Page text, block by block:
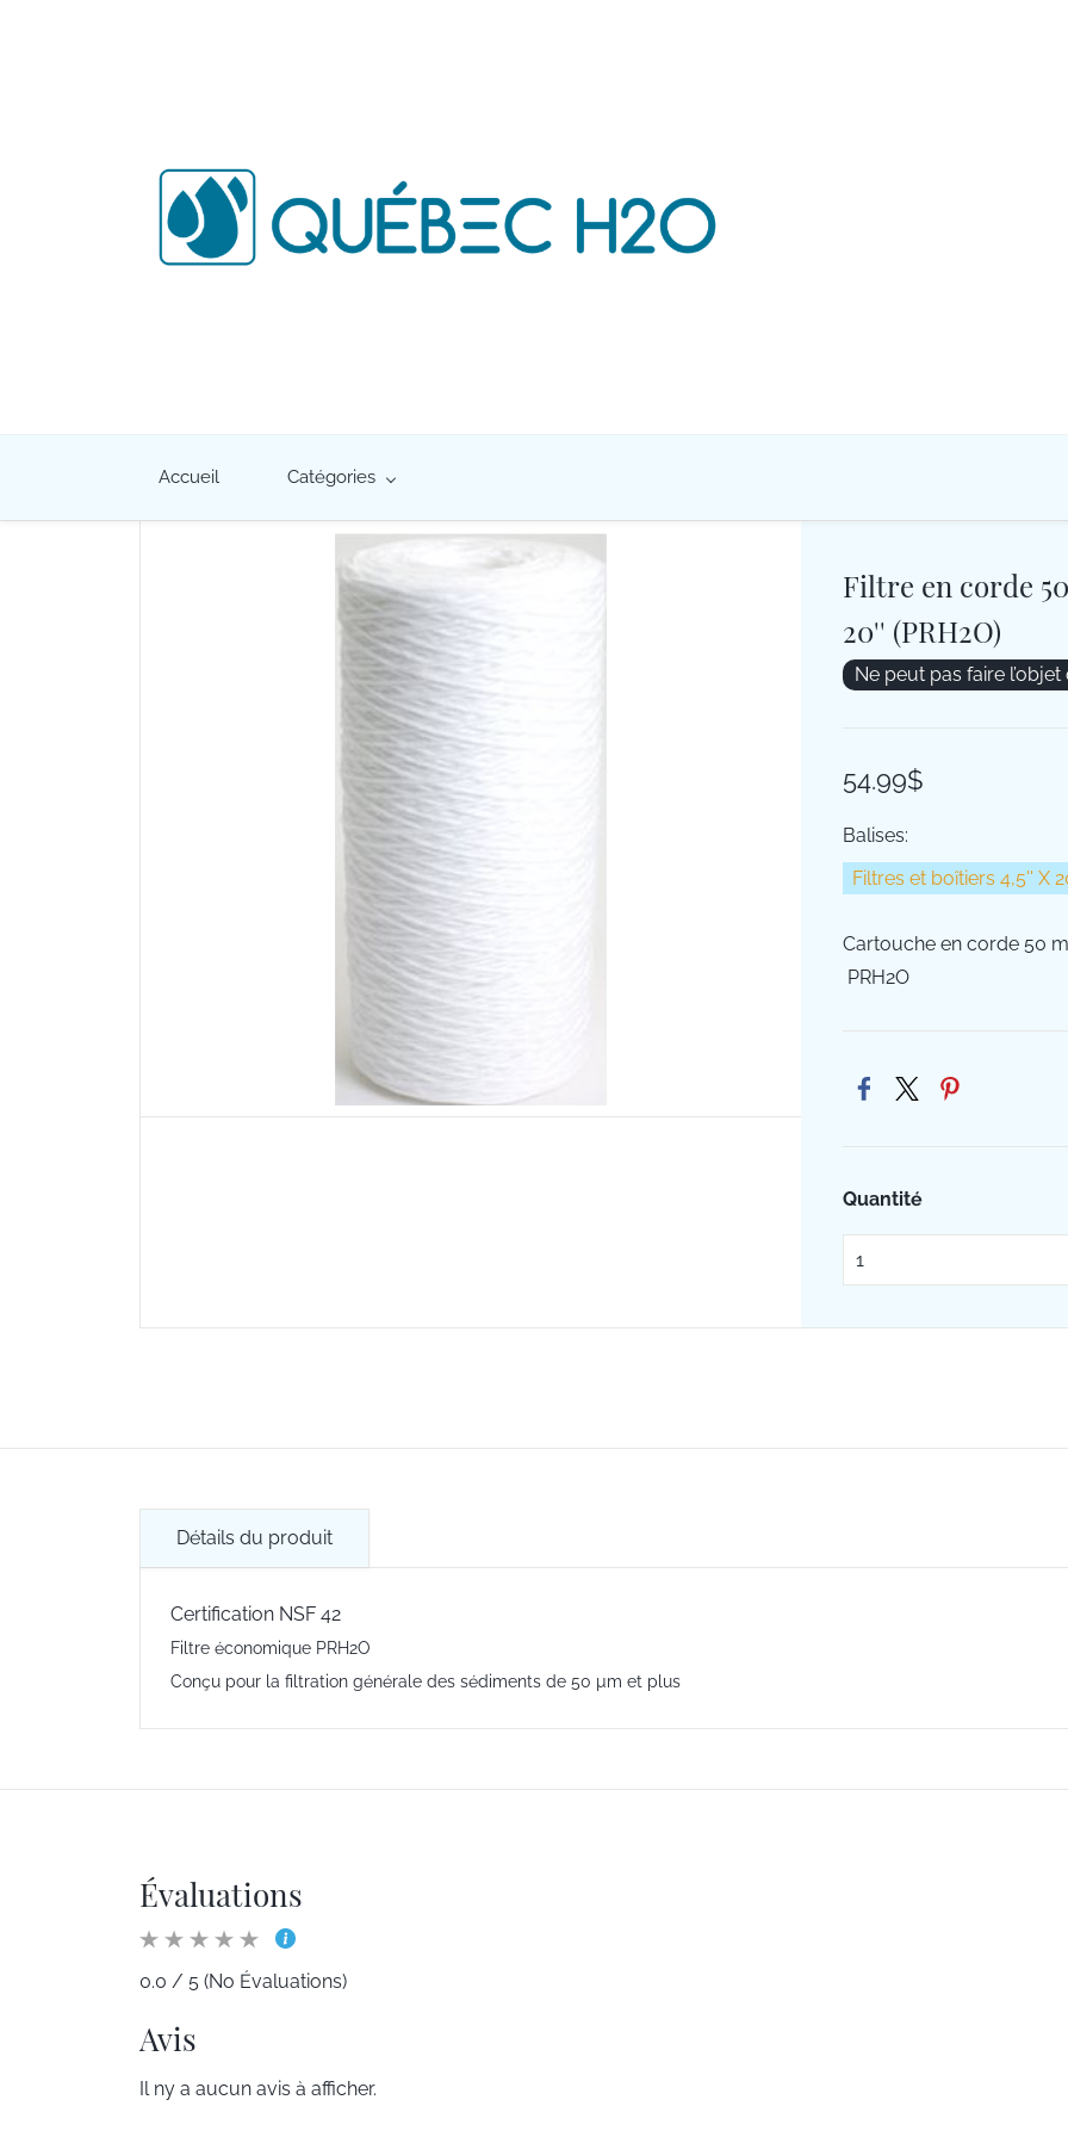
Accueil Catégories
Filtre en corde
20'' (PRH2O)
Ne peut pas faire l’objet
54.99$
Balises:
Filtres et boîtiers 4,5'' X
Cartouche en corde 50
PRH2O
Quantité
Détails du produit
Certification NSF 42
Filtre économique PRH2O
Conçu pour la filtration générale des sédiments de 50 µm et plus
Évaluations
0.0 / 5 (No Évaluations)
Avis
Il ny a aucun avis à afficher.